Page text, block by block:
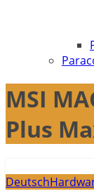
MSI
Plus
Deutsch